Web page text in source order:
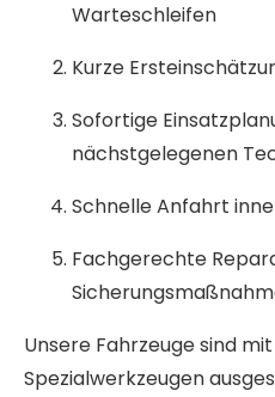
Warteschleifen
Kurze
Sofortige
nächstgelegenen
Schnelle Anfahrt
Fachgerechte
Unsere Fahrzeuge sind
Spezialwerkzeugen